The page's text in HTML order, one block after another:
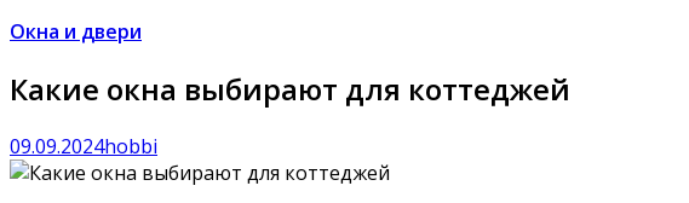
Окна и двери
Какие окна выбирают для коттеджей
09.09.2024hobbi